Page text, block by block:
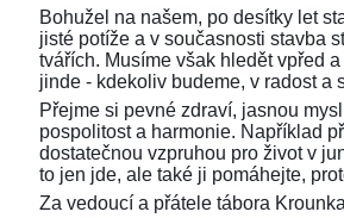
Bohužel na našem, po desítky let
jisté potíže a v současnosti stavba
tvářích. Musíme však hledět vpřed
jinde - kdekoliv budeme, v radost a
Přejme si pevné zdraví, jasnou
pospolitost a harmonie. Například
dostatečnou vzpruhou pro život v
to jen jde, ale také ji pomáhejte,
Za vedoucí a přátele tábora